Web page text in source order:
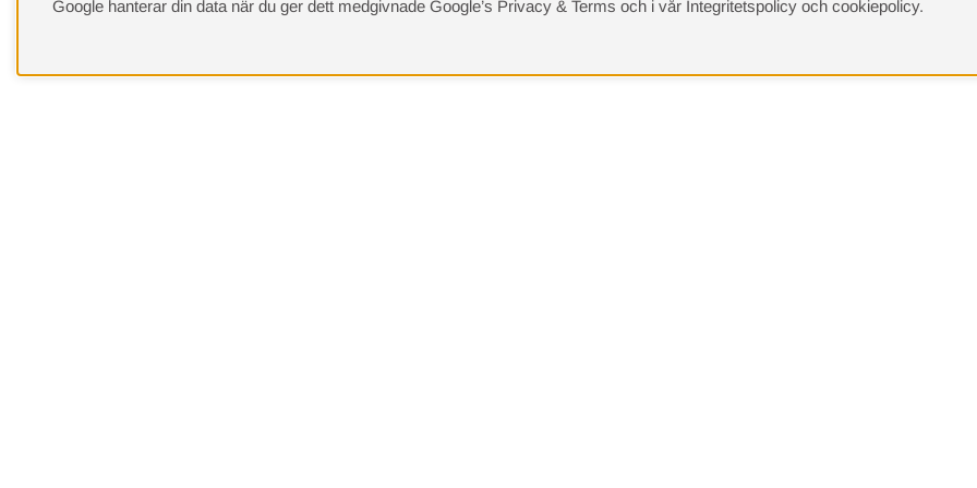
Google hanterar din data när du ger dett medgivnade Google’s Privacy & Terms och i vår Integritetspolicy och cookiepolicy.